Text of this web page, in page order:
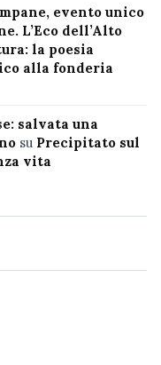
evento unico
L’Eco dell’Alto
la poesia
alla fonderia
salvata una
su Precipitato sul
vita